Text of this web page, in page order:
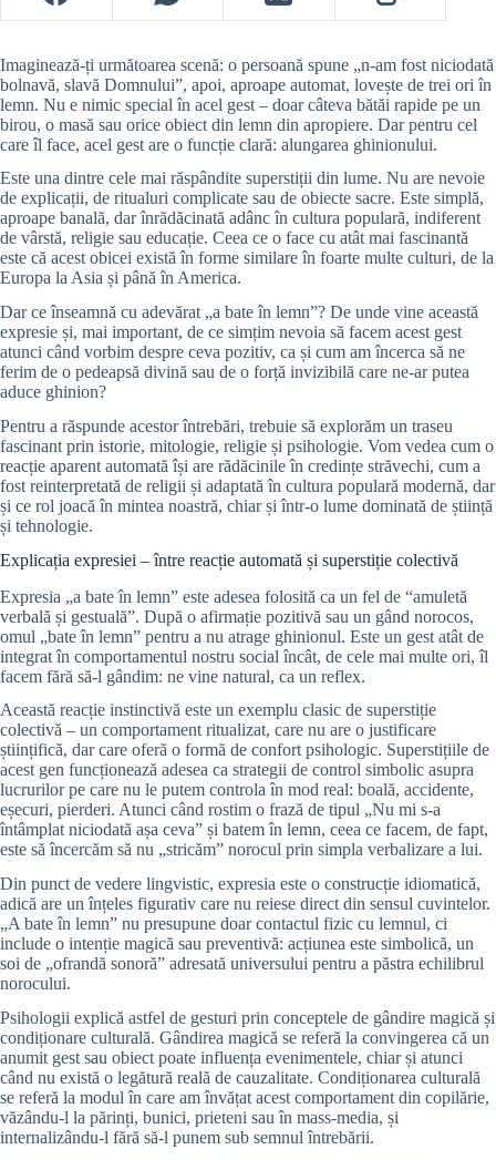
Imaginează-ți următoarea scenă: o persoană spune „n-am fost niciodată
bolnavă, slavă Domnului”, apoi, aproape automat, lovește de trei ori în
lemn. Nu e nimic special în acel gest – doar câteva bătăi rapide pe un
birou, o masă sau orice obiect din lemn din apropiere. Dar pentru cel
care îl face, acel gest are o funcție clară: alungarea ghinionului.
Este una dintre cele mai răspândite superstiții din lume. Nu are nevoie
de explicații, de ritualuri complicate sau de obiecte sacre. Este simplă,
aproape banală, dar înrădăcinată adânc în cultura populară, indiferent
de vârstă, religie sau educație. Ceea ce o face cu atât mai fascinantă
este că acest obicei există în forme similare în foarte multe culturi, de la
Europa la Asia și până în America.
Dar ce înseamnă cu adevărat „a bate în lemn”? De unde vine această
expresie și, mai important, de ce simțim nevoia să facem acest gest
atunci când vorbim despre ceva pozitiv, ca și cum am încerca să ne
ferim de o pedeapsă divină sau de o forță invizibilă care ne-ar putea
aduce ghinion?
Pentru a răspunde acestor întrebări, trebuie să explorăm un traseu
fascinant prin istorie, mitologie, religie și psihologie. Vom vedea cum o
reacție aparent automată își are rădăcinile în credințe străvechi, cum a
fost reinterpretată de religii și adaptată în cultura populară modernă, dar
și ce rol joacă în mintea noastră, chiar și într-o lume dominată de știință
și tehnologie.
Explicația expresiei – între reacție automată și superstiție colectivă
Expresia „a bate în lemn” este adesea folosită ca un fel de “amuletă
verbală și gestuală”. După o afirmație pozitivă sau un gând norocos,
omul „bate în lemn” pentru a nu atrage ghinionul. Este un gest atât de
integrat în comportamentul nostru social încât, de cele mai multe ori, îl
facem fără să-l gândim: ne vine natural, ca un reflex.
Această reacție instinctivă este un exemplu clasic de superstiție
colectivă – un comportament ritualizat, care nu are o justificare
științifică, dar care oferă o formă de confort psihologic. Superstițiile de
acest gen funcționează adesea ca strategii de control simbolic asupra
lucrurilor pe care nu le putem controla în mod real: boală, accidente,
eșecuri, pierderi. Atunci când rostim o frază de tipul „Nu mi s-a
întâmplat niciodată așa ceva” și batem în lemn, ceea ce facem, de fapt,
este să încercăm să nu „stricăm” norocul prin simpla verbalizare a lui.
Din punct de vedere lingvistic, expresia este o construcție idiomatică,
adică are un înțeles figurativ care nu reiese direct din sensul cuvintelor.
„A bate în lemn” nu presupune doar contactul fizic cu lemnul, ci
include o intenție magică sau preventivă: acțiunea este simbolică, un
soi de „ofrandă sonoră” adresată universului pentru a păstra echilibrul
norocului.
Psihologii explică astfel de gesturi prin conceptele de gândire magică și
condiționare culturală. Gândirea magică se referă la convingerea că un
anumit gest sau obiect poate influența evenimentele, chiar și atunci
când nu există o legătură reală de cauzalitate. Condiționarea culturală
se referă la modul în care am învățat acest comportament din copilărie,
văzându-l la părinți, bunici, prieteni sau în mass-media, și
internalizându-l fără să-l punem sub semnul întrebării.